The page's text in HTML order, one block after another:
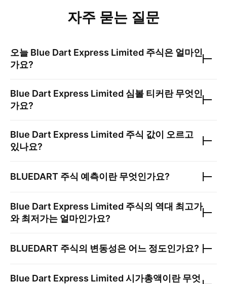
자주 묻는 질문
오늘 Blue Dart Express Limited 주식은 얼마인
가요?
Blue Dart Express Limited 심볼 티커란 무엇인
가요?
Blue Dart Express Limited 주식 값이 오르고
있나요?
BLUEDART 주식 예측이란 무엇인가요?
Blue Dart Express Limited 주식의 역대 최고가
와 최저가는 얼마인가요?
BLUEDART 주식의 변동성은 어느 정도인가요?
Blue Dart Express Limited 시가총액이란 무엇